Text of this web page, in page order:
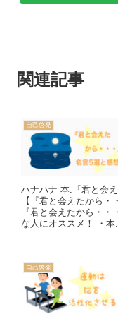
関連記事
自己啓発
ハナハナ 本:『君と会
【『君と会えたから
『君と会えたから・
な人にオススメ！ ・
自己啓発